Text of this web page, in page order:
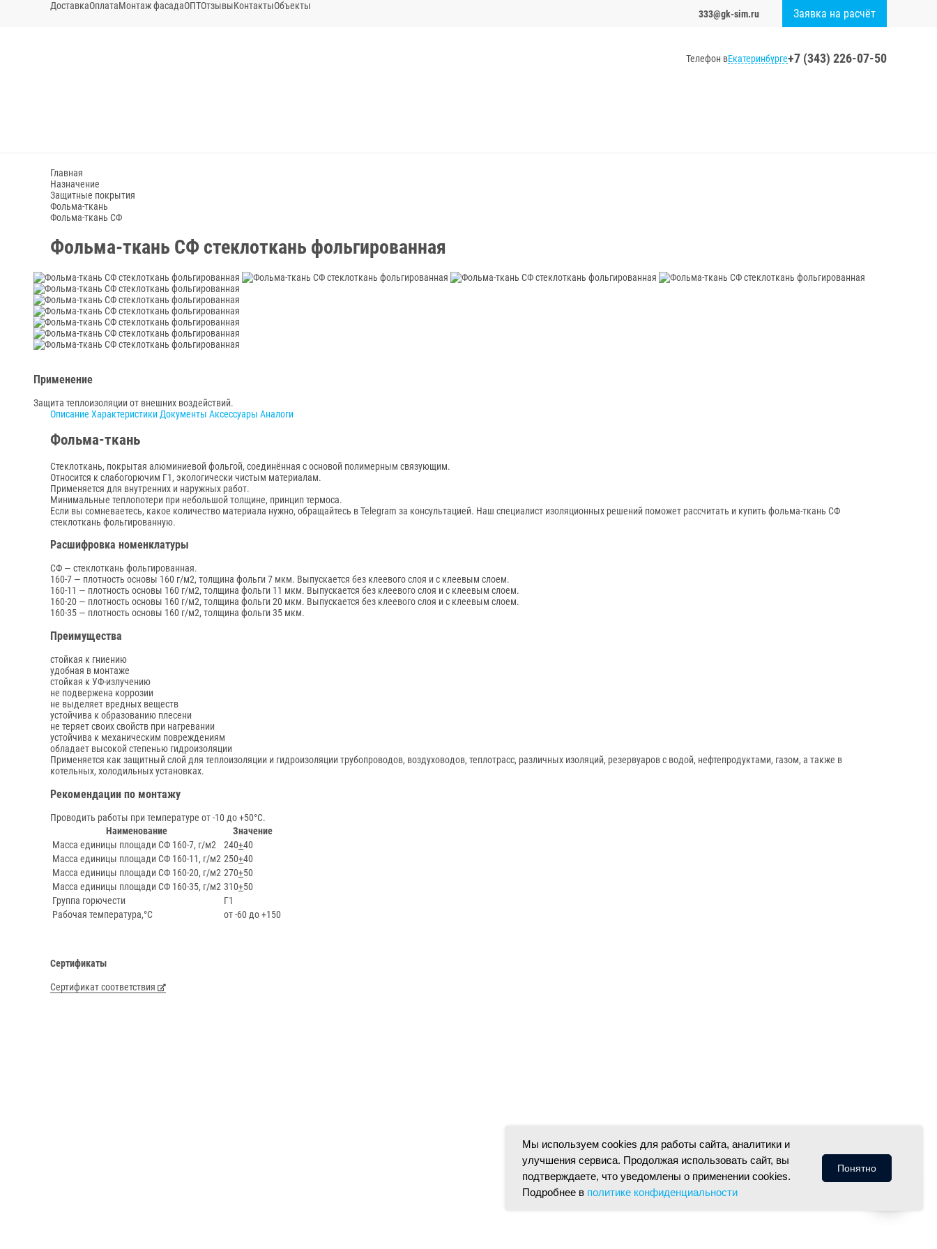
Мы используем cookies для работы сайта, аналитики и
улучшения сервиса. Продолжая использовать сайт, вы
подтверждаете, что уведомлены о применении cookies.
Подробнее в политике конфиденциальности
Понятно
ДоставкаОплатаМонтаж фасадаОПТОтзывыКонтактыОбъекты
333@gk-sim.ru Заявка на расчёт
Телефон вЕкатеринбурге+7 (343) 226-07-50
Главная
Назначение
Защитные покрытия
Фольма-ткань
Фольма-ткань СФ
Фольма-ткань СФ стеклоткань фольгированная
Применение
Защита теплоизоляции от внешних воздействий.
Описание Характеристики Документы Аксессуары Аналоги
Фольма-ткань
Стеклоткань, покрытая алюминиевой фольгой, соединённая с основой полимерным связующим.
Относится к слабогорючим Г1, экологически чистым материалам.
Применяется для внутренних и наружных работ.
Минимальные теплопотери при небольшой толщине, принцип термоса.
Если вы сомневаетесь, какое количество материала нужно, обращайтесь в Telegram за консультацией. Наш специалист изоляционных решений поможет рассчитать и купить фольма-ткань СФ
стеклоткань фольгированную.
Расшифровка номенклатуры
СФ — стеклоткань фольгированная.
160-7 — плотность основы 160 г/м2, толщина фольги 7 мкм. Выпускается без клеевого слоя и с клеевым слоем.
160-11 — плотность основы 160 г/м2, толщина фольги 11 мкм. Выпускается без клеевого слоя и с клеевым слоем.
160-20 — плотность основы 160 г/м2, толщина фольги 20 мкм. Выпускается без клеевого слоя и с клеевым слоем.
160-35 — плотность основы 160 г/м2, толщина фольги 35 мкм.
Преимущества
стойкая к гниению
удобная в монтаже
стойкая к УФ-излучению
не подвержена коррозии
не выделяет вредных веществ
устойчива к образованию плесени
не теряет своих свойств при нагревании
устойчива к механическим повреждениям
обладает высокой степенью гидроизоляции
Применяется как защитный слой для теплоизоляции и гидроизоляции трубопроводов, воздуховодов, теплотрасс, различных изоляций, резервуаров с водой, нефтепродуктами, газом, а также в
котельных, холодильных установках.
Рекомендации по монтажу
Проводить работы при температуре от -10 до +50°С.
Наименование
Значение
Масса единицы площади СФ 160-7, г/м2
240+40
Масса единицы площади СФ 160-11, г/м2 250+40
Масса единицы площади СФ 160-20, г/м2 270+50
Масса единицы площади СФ 160-35, г/м2 310+50
Группа горючести
Г1
Рабочая температура,°С
от -60 до +150
Сертификаты
Сертификат соответствия